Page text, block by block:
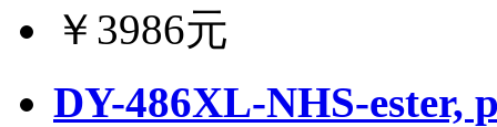
￥3986元
DY-486XL-NHS-ester,